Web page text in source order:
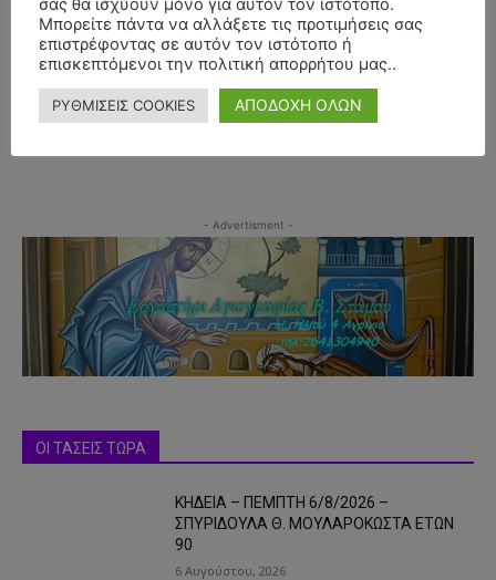
- Advertisment -
ΟΙ ΤΑΣΕΙΣ ΤΩΡΑ
ΚΗΔΕΙΑ – ΠΕΜΠΤΗ 6/8/2026 –
ΣΠΥΡΙΔΟΥΛΑ Θ. ΜΟΥΛΑΡΟΚΩΣΤΑ ΕΤΩΝ
90
6 Αυγούστου, 2026
σας θα ισχύουν μόνο για αυτόν τον ιστότοπο.
Μπορείτε πάντα να αλλάξετε τις προτιμήσεις σας
επιστρέφοντας σε αυτόν τον ιστότοπο ή
επισκεπτόμενοι την πολιτική απορρήτου μας..
ΡΥΘΜΙΣΕΙΣ COOKIES ΑΠΟΔΟΧΗ ΟΛΩΝ